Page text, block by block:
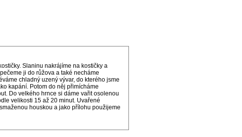
Slaninu nakrájíme na kostičky a
ji do růžova a také necháme
chladný uzený vývar, do kterého jsme
kapání. Potom do něj přimícháme
Do velkého hrnce si dáme vařit osolenou
velikosti 15 až 20 minut. Uvařené
houskou a jako přílohu použijeme